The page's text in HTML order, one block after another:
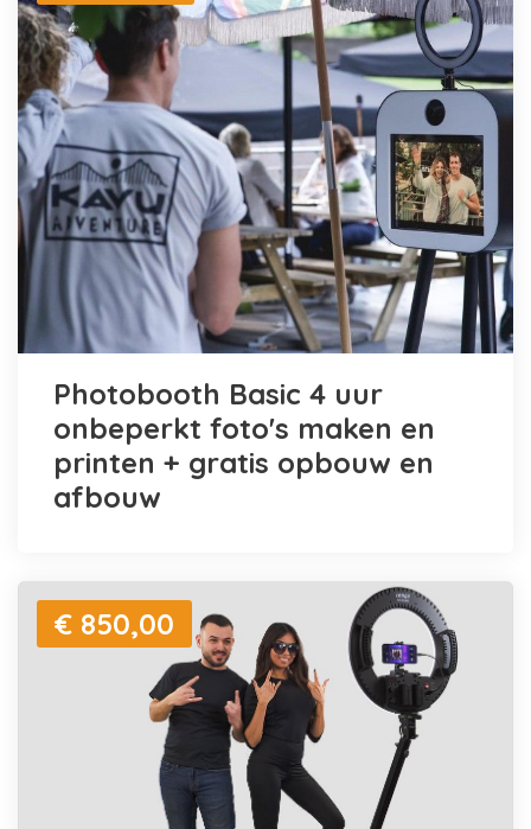
Photobooth Basic 4 uur
onbeperkt foto's maken en
printen + gratis opbouw en
afbouw
€ 850,00